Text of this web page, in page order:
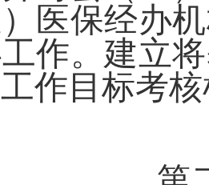
医保经办
作。建立
作目标考